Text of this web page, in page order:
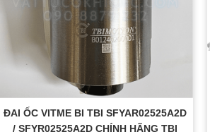
ĐAI ỐC VITME BI TBI SFYAR02525A2D
/ SFYR02525A2D CHÍNH HÃNG TBI